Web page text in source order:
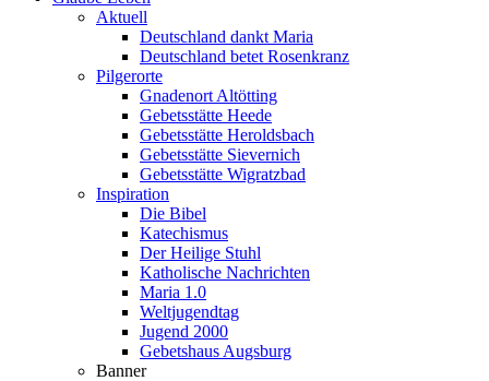
Aktuell
Deutschland dankt Maria
Deutschland betet Rosenkranz
Pilgerorte
Gnadenort Altötting
Gebetsstätte Heede
Gebetsstätte Heroldsbach
Gebetsstätte Sievernich
Gebetsstätte Wigratzbad
Inspiration
Die Bibel
Katechismus
Der Heilige Stuhl
Katholische Nachrichten
Maria 1.0
Weltjugendtag
Jugend 2000
Gebetshaus Augsburg
Banner